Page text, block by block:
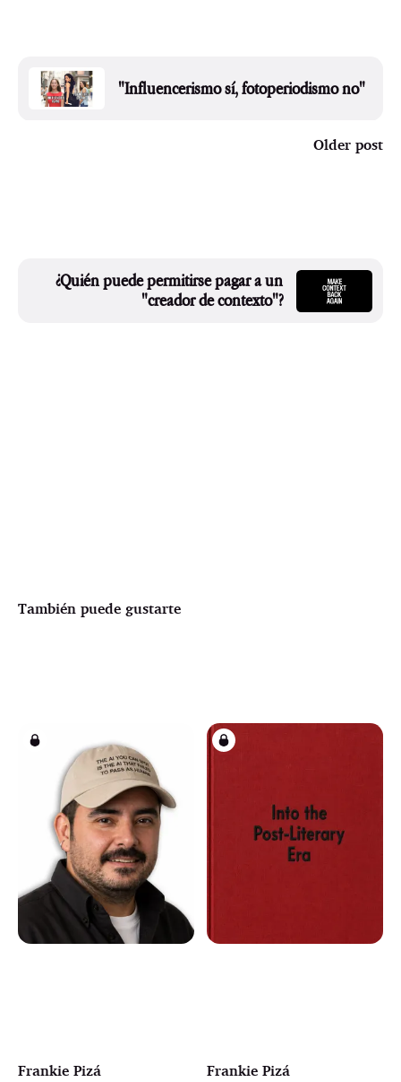
"Influencerismo sí, fotoperiodismo no"
Older post
¿Quién puede permitirse pagar a un
"creador de contexto"?
También puede gustarte
Frankie Pizá Frankie Pizá